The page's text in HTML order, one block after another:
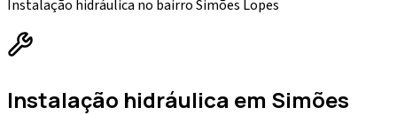
Instalação hidráulica no bairroSimões Lopes
Instalação hidráulica em Simões